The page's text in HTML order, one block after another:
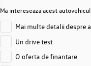
Ma intereseaza acest
Mai multe detalii despre
Un drive test
O oferta de finantare